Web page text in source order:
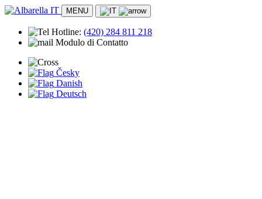
MENU
Hotline: (420) 284 811 218
Modulo di Contatto
Česky
Danish
Deutsch